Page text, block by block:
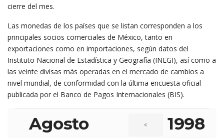
cierre del mes.
Las monedas de los países que se listan corresponden a los
principales socios comerciales de México, tanto en
exportaciones como en importaciones, según datos del
Instituto Nacional de Estadística y Geografía (INEGI), así como a
las veinte divisas más operadas en el mercado de cambios a
nivel mundial, de conformidad con la última encuesta oficial
publicada por el Banco de Pagos Internacionales (BIS).
Agosto < 1998